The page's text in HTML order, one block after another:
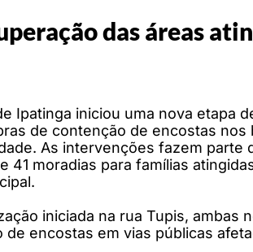
das áreas
Ipatinga iniciou uma nova etapa
de contenção de encostas
As intervenções fazem
41 moradias para famílias
iniciada na rua Tupis,
encostas em vias públicas